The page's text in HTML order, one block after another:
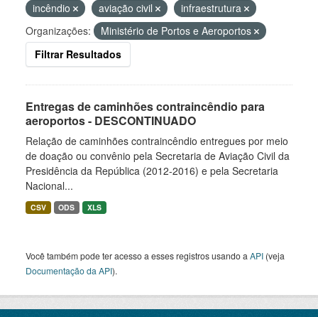
incêndio
aviação civil
infraestrutura
Organizações:
Ministério de Portos e Aeroportos
Filtrar Resultados
Entregas de caminhões contraincêndio para
aeroportos - DESCONTINUADO
Relação de caminhões contraincêndio entregues por meio
de doação ou convênio pela Secretaria de Aviação Civil da
Presidência da República (2012-2016) e pela Secretaria
Nacional...
CSV ODS XLS
Você também pode ter acesso a esses registros usando a API (veja
Documentação da API).